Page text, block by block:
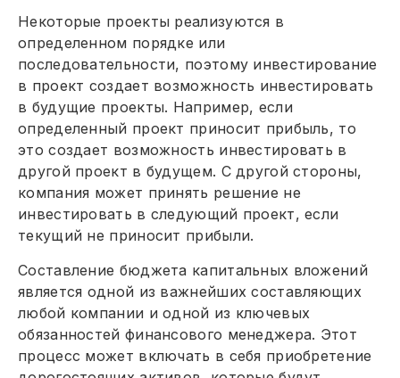
Некоторые проекты реализуются в
определенном порядке или
последовательности, поэтому инвестирование
в проект создает возможность инвестировать
в будущие проекты. Например, если
определенный проект приносит прибыль, то
это создает возможность инвестировать в
другой проект в будущем. С другой стороны,
компания может принять решение не
инвестировать в следующий проект, если
текущий не приносит прибыли.
Составление бюджета капитальных вложений
является одной из важнейших составляющих
любой компании и одной из ключевых
обязанностей финансового менеджера. Этот
процесс может включать в себя приобретение